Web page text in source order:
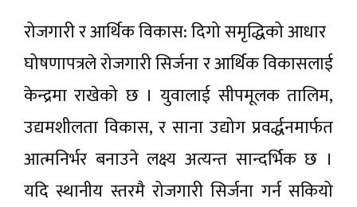
रोजगारी र आर्थिक विकास: दिगो समृद्धिको आधार
घोषणापत्रले रोजगारी सिर्जना र आर्थिक विकासलाई
केन्द्रमा राखेको छ । युवालाई सीपमूलक तालिम,
उद्यमशीलता विकास, र साना उद्योग प्रवर्द्धनमार्फत
आत्मनिर्भर बनाउने लक्ष्य अत्यन्त सान्दर्भिक छ ।
यदि स्थानीय स्तरमै रोजगारी सिर्जना गर्न सकियो